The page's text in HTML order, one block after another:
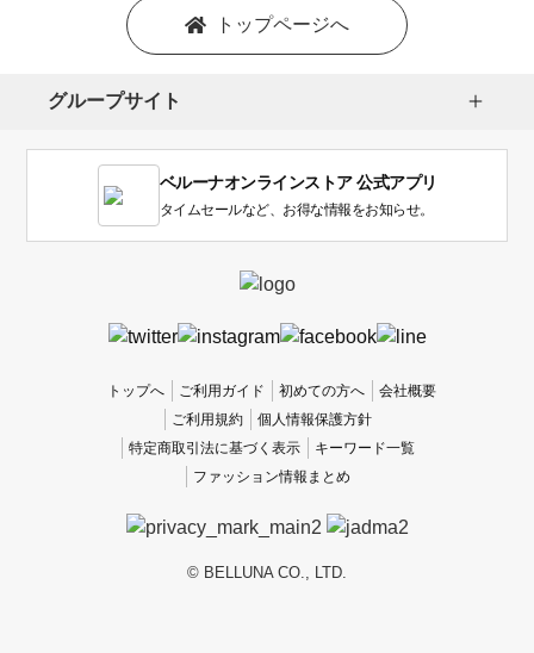
い
トップページへ
グループサイト
ベルーナオンラインストア 公式アプリ
タイムセールなど、お得な情報をお知らせ。
トップへ ご利用ガイド 初めての方へ
会社概要
ご利用規約
個人情報保護方針
特定商取引法に基づく表示
キーワード一覧
ファッション情報まとめ
© BELLUNA CO., LTD.